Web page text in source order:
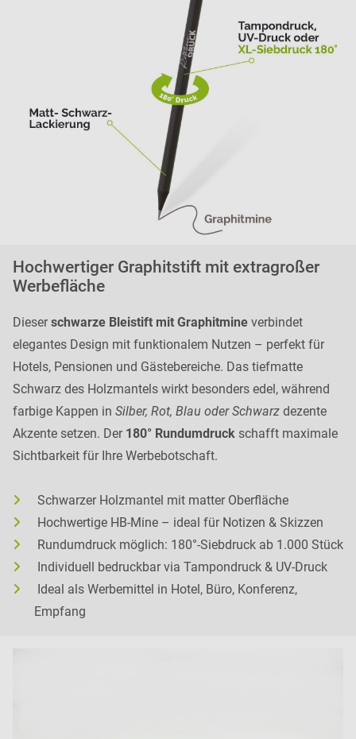
Hochwertiger Graphitstift mit extragroßer
Werbefläche
Dieserschwarze Bleistift mit Graphitmine verbindet
elegantes Design mit funktionalem Nutzen – perfekt für
Hotels, Pensionen und Gästebereiche. Das tiefmatte
Schwarz des Holzmantels wirkt besonders edel, während
farbige Kappen in Silber, Rot, Blau oder Schwarz dezente
Akzente setzen. Der 180° Rundumdruck schafft maximale
Sichtbarkeit für Ihre Werbebotschaft.
Schwarzer Holzmantel mit matter Oberfläche
Hochwertige HB-Mine – ideal für Notizen & Skizzen
Rundumdruck möglich: 180°-Siebdruck ab 1.000 Stück
Individuell bedruckbar via Tampondruck & UV-Druck
Ideal als Werbemittel in Hotel, Büro, Konferenz,
Empfang